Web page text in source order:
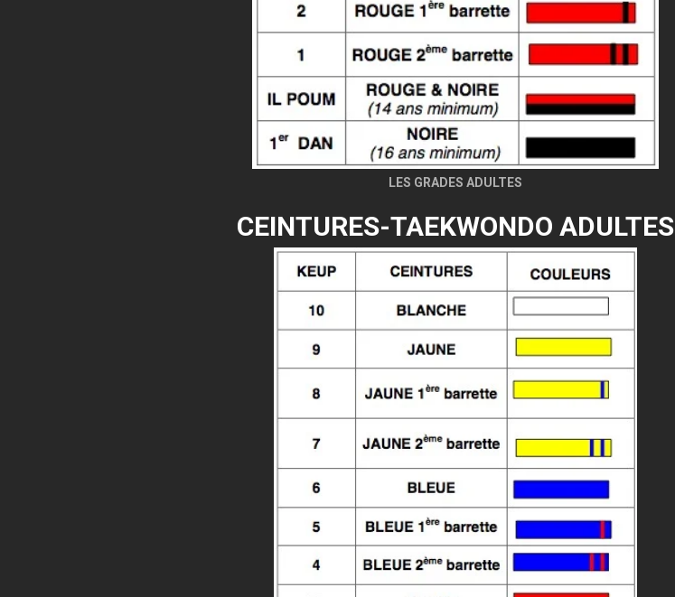
LES GRADES ADULTES
CEINTURES-TAEKWONDO ADULTES